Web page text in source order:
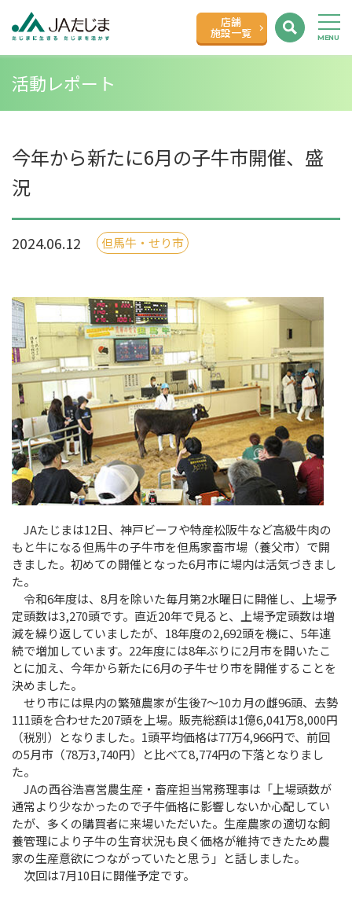
店舗
施設一覧
活動レポート
今年から新たに6月の子牛市開催、盛
況
2024.06.12 但馬牛・せり市
JAたじまは12日、神戸ビーフや特産松阪牛など高級牛肉の
もと牛になる但馬牛の子牛市を但馬家畜市場（養父市）で開
きました。初めての開催となった6月市に場内は活気づきまし
た。
令和6年度は、8月を除いた毎月第2水曜日に開催し、上場予
定頭数は3,270頭です。直近20年で見ると、上場予定頭数は増
減を繰り返していましたが、18年度の2,692頭を機に、5年連
続で増加しています。22年度には8年ぶりに2月市を開いたこ
とに加え、今年から新たに6月の子牛せり市を開催することを
決めました。
せり市には県内の繁殖農家が生後7～10カ月の雌96頭、去勢
111頭を合わせた207頭を上場。販売総額は1億6,041万8,000円
（税別）となりました。1頭平均価格は77万4,966円で、前回
の5月市（78万3,740円）と比べて8,774円の下落となりまし
た。
JAの西谷浩喜営農生産・畜産担当常務理事は「上場頭数が
通常より少なかったので子牛価格に影響しないか心配してい
たが、多くの購買者に来場いただいた。生産農家の適切な飼
養管理により子牛の生育状況も良く価格が維持できたため農
家の生産意欲につながっていたと思う」と話しました。
次回は7月10日に開催予定です。